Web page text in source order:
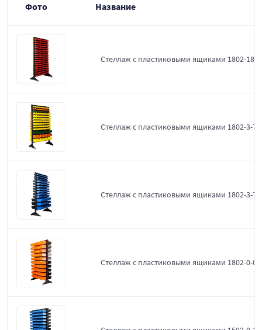
Фото Название
Стеллаж с пластиковыми ящиками 1802-18-
Стеллаж с пластиковыми ящиками 1802-3-7-
Стеллаж с пластиковыми ящиками 1802-3-7-
Стеллаж с пластиковыми ящиками 1802-0-0-